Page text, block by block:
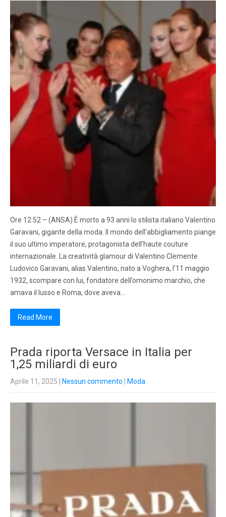
Ore 12.52 – (ANSA) È morto a 93 anni lo stilista italiano Valentino
Garavani, gigante della moda. Il mondo dell’abbigliamento piange
il suo ultimo imperatore, protagonista dell’haute couture
internazionale. La creatività glamour di Valentino Clemente
Ludovico Garavani, alias Valentino, nato a Voghera, l’11 maggio
1932, scompare con lui, fondatore dell’omonimo marchio, che
amava il lusso e Roma, dove aveva…
Read More
Prada riporta Versace in Italia per
1,25 miliardi di euro
Aprile 11, 2025 Nessun commento Moda